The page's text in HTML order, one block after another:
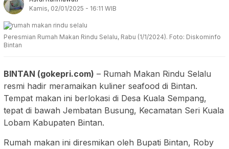
Kamis, 02/01/2025 - 16:11 WIB
Peresmian Rumah Makan Rindu Selalu, Rabu (1/1/2024). Foto: Diskominfo
Bintan
BINTAN (gokepri.com) – Rumah Makan Rindu Selalu
resmi hadir meramaikan kuliner seafood di Bintan.
Tempat makan ini berlokasi di Desa Kuala Sempang,
tepat di bawah Jembatan Busung, Kecamatan Seri Kuala
Lobam Kabupaten Bintan.
Rumah makan ini diresmikan oleh Bupati Bintan, Roby